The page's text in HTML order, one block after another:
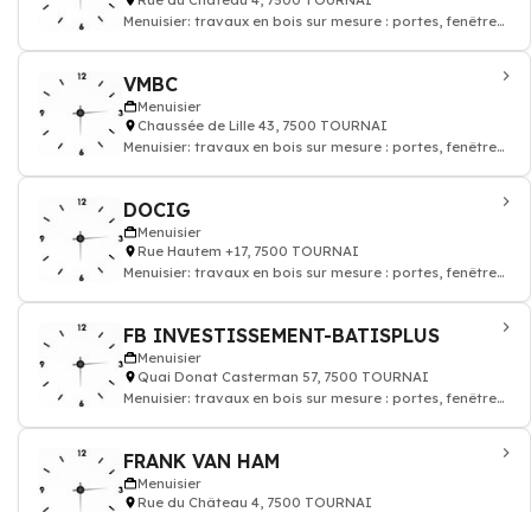
Menuisier: travaux en bois sur mesure : portes, fenêtres,
VMBC
Menuisier
Chaussée de Lille 43, 7500 TOURNAI
Menuisier: travaux en bois sur mesure : portes, fenêtres,
DOCIG
Menuisier
Rue Hautem +17, 7500 TOURNAI
Menuisier: travaux en bois sur mesure : portes, fenêtres,
FB INVESTISSEMENT-BATISPLUS
Menuisier
Quai Donat Casterman 57, 7500 TOURNAI
Menuisier: travaux en bois sur mesure : portes, fenêtres,
FRANK VAN HAM
Menuisier
Rue du Château 4, 7500 TOURNAI